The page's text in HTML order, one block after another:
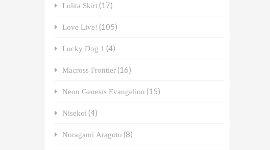
Lolita Skirt (17)
Love Live! (105)
Lucky Dog 1 (4)
Macross Frontier (16)
Neon Genesis Evangelion (15)
Nisekoi (4)
Noragami Aragoto (8)